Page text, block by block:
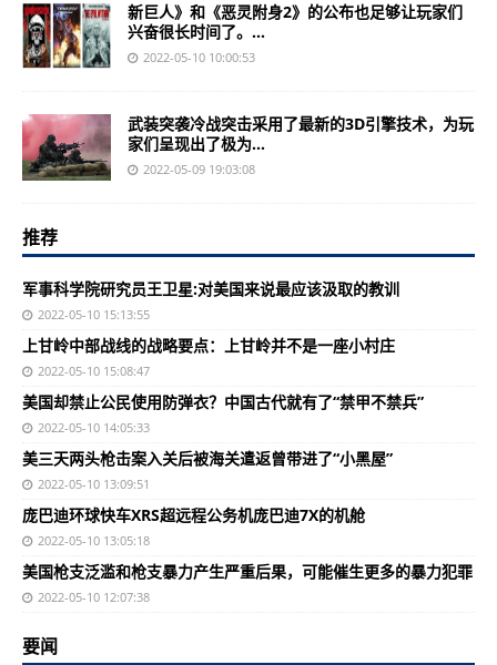
新巨人》和《恶灵附身2》的公布也足够让玩家们
兴奋很长时间了。...
2022-05-10 10:00:53
武装突袭冷战突击采用了最新的3D引擎技术，为玩
家们呈现出了极为...
2022-05-09 19:03:08
推荐
军事科学院研究员王卫星:对美国来说最应该汲取的教训
2022-05-10 15:13:55
上甘岭中部战线的战略要点：上甘岭并不是一座小村庄
2022-05-10 15:08:47
美国却禁止公民使用防弹衣？中国古代就有了“禁甲不禁兵”
2022-05-10 14:05:33
美三天两头枪击案入关后被海关遣返曾带进了“小黑屋”
2022-05-10 13:09:51
庞巴迪环球快车XRS超远程公务机庞巴迪7X的机舱
2022-05-10 13:05:18
美国枪支泛滥和枪支暴力产生严重后果，可能催生更多的暴力犯罪
2022-05-10 12:07:38
要闻